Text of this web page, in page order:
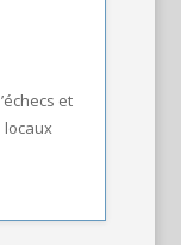
et
locaux